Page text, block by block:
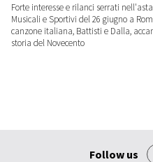
Forte interesse e rilanci serrati
Musicali e Sportivi del 26 giugno a
canzone italiana, Battisti e Dalla,
storia del Novecento
Follow us